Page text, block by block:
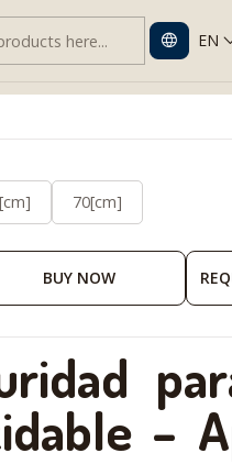
EN
Antideslizante
70[cm]
BUY NOW
–